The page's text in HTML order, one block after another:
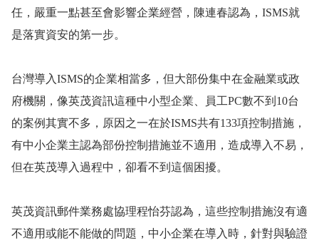
任，嚴重一點甚至會影響企業經營，陳連春認為， ISMS就
是落實資安的第一步。
台灣導入ISMS的企業相當多，但大部份集中在金融業或政
府機關，像英茂資訊這種中小型企業、員工PC數不到 10台
的案例其實不多，原因之一在於ISMS共有133項控制措施，
有中小企業主認為部份控制措施並不適用，造成導入不易，
但在英茂導入過程中，卻看不到這個困擾。
英茂資訊郵件業務處協理程怡芬認為，這些控制措施沒有適
不適用或能不能做的問題，中小企業在導入時，針對與驗證